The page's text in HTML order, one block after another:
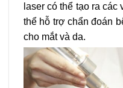
laser có thể tạo ra các
thể hỗ trợ chẩn đoán
cho mắt và da.